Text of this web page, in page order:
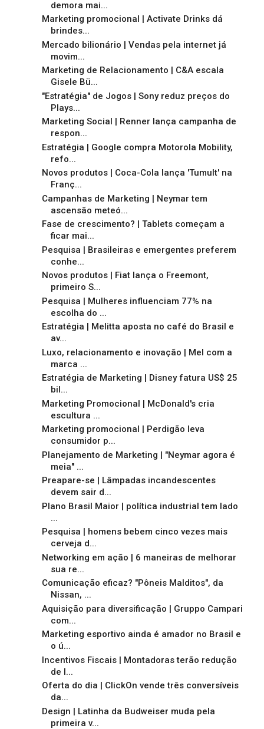
demora mai...
Marketing promocional | Activate Drinks dá
brindes...
Mercado bilionário | Vendas pela internet já
movim...
Marketing de Relacionamento | C&A escala
Gisele Bü...
"Estratégia" de Jogos | Sony reduz preços do
Plays...
Marketing Social | Renner lança campanha de
respon...
Estratégia | Google compra Motorola Mobility,
refo...
Novos produtos | Coca-Cola lança 'Tumult' na
Franç...
Campanhas de Marketing | Neymar tem
ascensão meteó...
Fase de crescimento? | Tablets começam a
ficar mai...
Pesquisa | Brasileiras e emergentes preferem
conhe...
Novos produtos | Fiat lança o Freemont,
primeiro S...
Pesquisa | Mulheres influenciam 77% na
escolha do ...
Estratégia | Melitta aposta no café do Brasil e
av...
Luxo, relacionamento e inovação | Mel com a
marca ...
Estratégia de Marketing | Disney fatura US$ 25
bil...
Marketing Promocional | McDonald's cria
escultura ...
Marketing promocional | Perdigão leva
consumidor p...
Planejamento de Marketing | "Neymar agora é
meia" ...
Preapare-se | Lâmpadas incandescentes
devem sair d...
Plano Brasil Maior | política industrial tem lado
...
Pesquisa | homens bebem cinco vezes mais
cerveja d...
Networking em ação | 6 maneiras de melhorar
sua re...
Comunicação eficaz? "Pôneis Malditos", da
Nissan, ...
Aquisição para diversificação | Gruppo Campari
com...
Marketing esportivo ainda é amador no Brasil e
o ú...
Incentivos Fiscais | Montadoras terão redução
de I...
Oferta do dia | ClickOn vende três conversíveis
da...
Design | Latinha da Budweiser muda pela
primeira v...